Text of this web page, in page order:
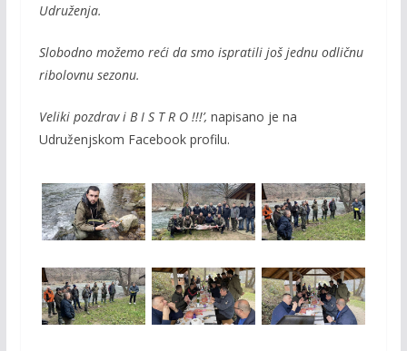
Udruženja.
Slobodno možemo reći da smo ispratili još jednu odličnu
ribolovnu sezonu.
Veliki pozdrav i B I S T R O !!!’, napisano je na
Udruženjskom Facebook profilu.